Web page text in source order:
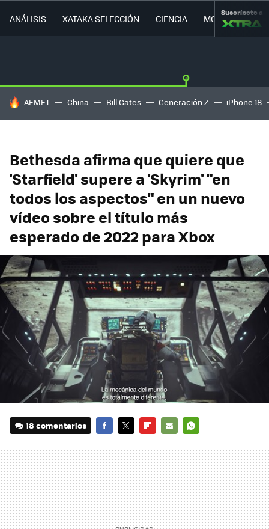
ANÁLISIS XATAKA SELECCIÓN CIENCIA MOVILIDAD
Suscríbete a
HOY SE HABLA DE
AEMET China Bill Gates Generación Z iPhone 18
Bethesda afirma que quiere que
'Starfield' supere a 'Skyrim' "en
todos los aspectos" en un nuevo
vídeo sobre el título más
esperado de 2022 para Xbox
18 comentarios
MAIL